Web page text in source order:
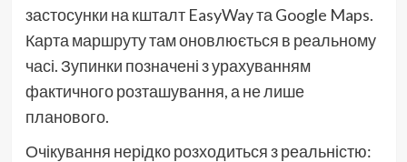
застосунки на кшталт EasyWay та Google Maps.
Карта маршруту там оновлюється в реальному
часі. Зупинки позначені з урахуванням
фактичного розташування, а не лише
планового.
Очікування нерідко розходиться з реальністю: